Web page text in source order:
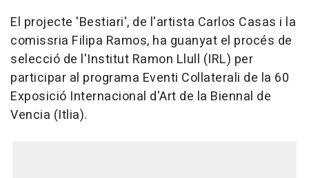
El projecte 'Bestiari', de l'artista Carlos Casas i la
comissria Filipa Ramos, ha guanyat el procés de
selecció de l'Institut Ramon Llull (IRL) per
participar al programa Eventi Collaterali de la 60
Exposició Internacional d'Art de la Biennal de
Vencia (Itlia).